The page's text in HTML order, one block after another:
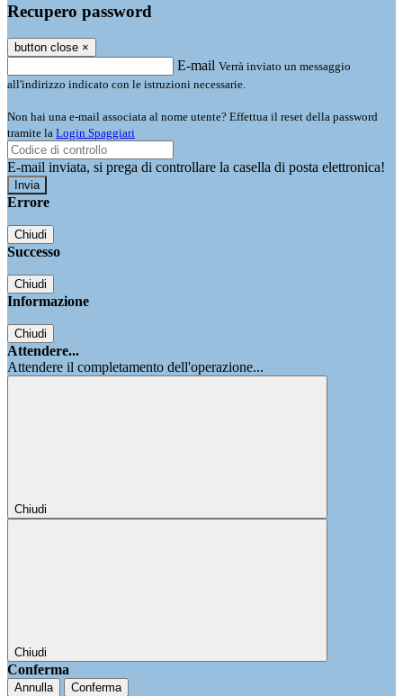
Recupero password
button close ×
E-mail Verrà inviato un messaggio
all'indirizzo indicato con le istruzioni necessarie.
Non hai una e-mail associata al nome utente? Effettua il reset della password
tramite la Login Spaggiari
E-mail inviata, si prega di controllare la casella di posta elettronica!
Errore
Chiudi
Successo
Chiudi
Informazione
Chiudi
Attendere...
Attendere il completamento dell'operazione...
Chiudi
Chiudi
Conferma
Annulla Conferma